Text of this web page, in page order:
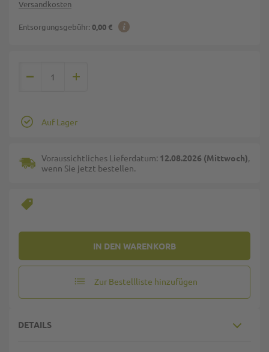
Versandkosten
Entsorgungsgebühr: 0,00 €
IN DEN WARENKORB
Auf Lager
Voraussichtliches Lieferdatum: 12.08.2026 (Mittwoch),
wenn Sie jetzt bestellen.
Zur Bestellliste hinzufügen
DETAILS